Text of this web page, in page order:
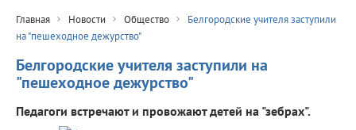
Главная Новости Общество
Белгородские учителя заступили
на "пешеходное дежурство"
Белгородские учителя заступили на
"пешеходное дежурство"
Педагоги встречают и провожают детей на "зебрах".